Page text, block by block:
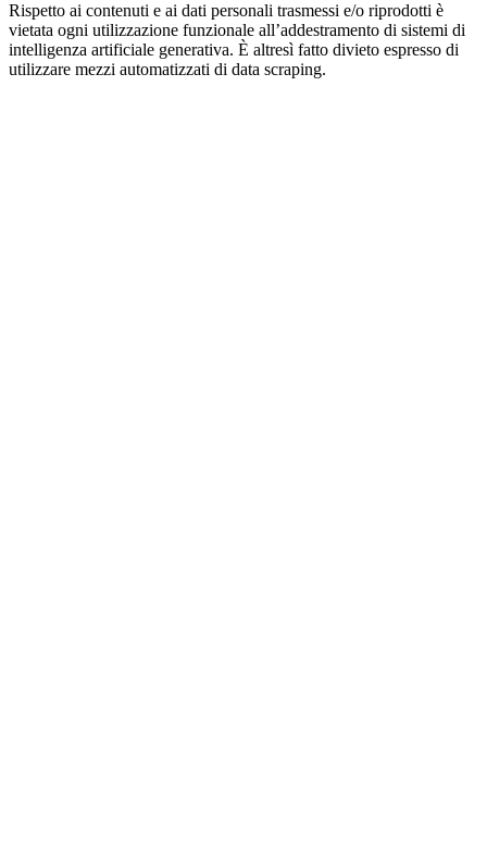
Rispetto ai contenuti e ai dati personali trasmessi e/o riprodotti è
vietata ogni utilizzazione funzionale all’addestramento di sistemi di
intelligenza artificiale generativa. È altresì fatto divieto espresso di
utilizzare mezzi automatizzati di data scraping.